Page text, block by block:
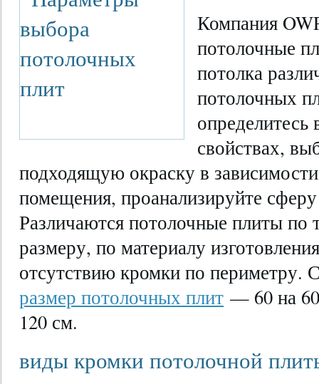
Компания
потолочные
потолка
потолочных
свойствах,
подходящую окраску в
помещения, проанализируйте
Различаются потолочные плиты по
размеру, по материалу
отсутствию кромки по периметру.
размер потолочных плит — 60 на
120 см.
виды кромки потолочной